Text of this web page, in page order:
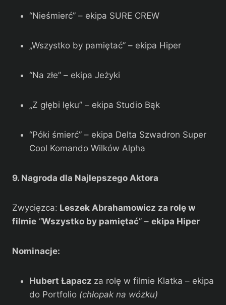
“Nieśmierć” – ekipa SURE CREW
„Wszystko by pamiętać” – ekipa Hiper
“Na złe” – ekipa Jeżyki
„Z głębi lęku” – ekipa Studio Bąk
“Póki śmierć” – ekipa Delta Szwadron Super
Cool Komando Wilków Alpha
9. Nagroda dla Najlepszego Aktora
Zwycięzca: Leszek Abrahamowicz za rolę w
filmie “Wszystko by pamiętać” – ekipa Hiper
Nominacje:
Hubert Łapacz za rolę w filmie Klatka – ekipa
do Portfolio (chłopak na wózku)